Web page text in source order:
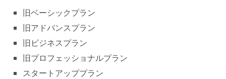
旧ベーシックプラン
旧アドバンスプラン
旧ビジネスプラン
旧プロフェッショナルプラン
スタートアッププラン